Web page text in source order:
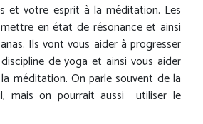
et votre esprit à la méditation. Les
en état de résonance et ainsi
Ils vont vous aider à progresser
de yoga et ainsi vous aider
méditation. On parle souvent de la
mais on pourrait aussi utiliser le